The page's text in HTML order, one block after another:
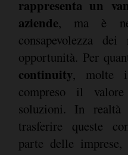
rappresenta un
aziende, ma è
consapevolezza
opportunità. Per
continuity, molte
compreso il
soluzioni. In realtà
trasferire queste
parte delle